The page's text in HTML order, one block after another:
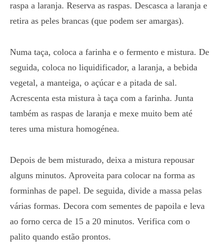
raspa a laranja. Reserva as raspas. Descasca a laranja e
retira as peles brancas (que podem ser amargas).
Numa taça, coloca a farinha e o fermento e mistura. De
seguida, coloca no liquidificador, a laranja, a bebida
vegetal, a manteiga, o açúcar e a pitada de sal.
Acrescenta esta mistura à taça com a farinha. Junta
também as raspas de laranja e mexe muito bem até
teres uma mistura homogénea.
Depois de bem misturado, deixa a mistura repousar
alguns minutos. Aproveita para colocar na forma as
forminhas de papel. De seguida, divide a massa pelas
várias formas. Decora com sementes de papoila e leva
ao forno cerca de 15 a 20 minutos. Verifica com o
palito quando estão prontos.